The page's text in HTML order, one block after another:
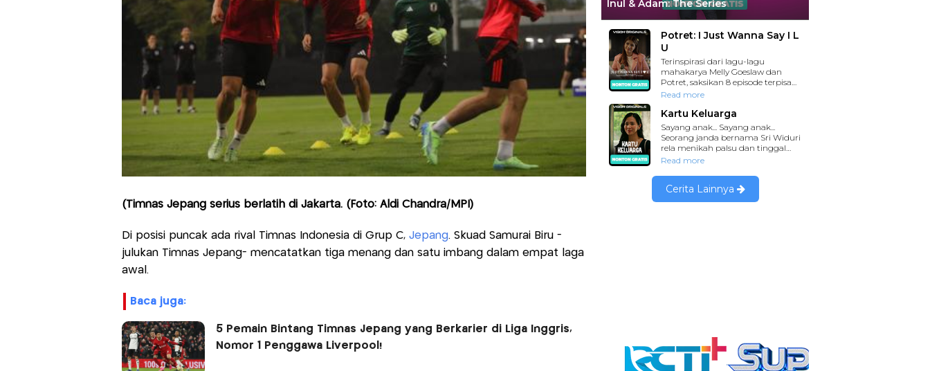
(Timnas Jepang serius berlatih di Jakarta. (Foto: Aldi Chandra/MPI)
Di posisi puncak ada rival Timnas Indonesia di Grup C, Jepang. Skuad Samurai Biru -
julukan Timnas Jepang- mencatatkan tiga menang dan satu imbang dalam empat laga
awal.
baca juga:
5 Pemain Bintang Timnas Jepang yang Berkarier di Liga Inggris,
Nomor 1 Penggawa Liverpool!